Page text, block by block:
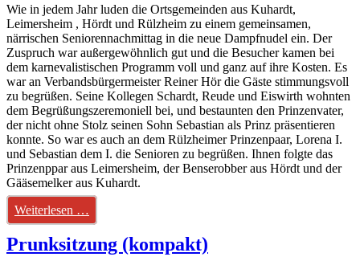
Wie in jedem Jahr luden die Ortsgemeinden aus Kuhardt,
Leimersheim , Hördt und Rülzheim zu einem gemeinsamen,
närrischen Seniorennachmittag in die neue Dampfnudel ein. Der
Zuspruch war außergewöhnlich gut und die Besucher kamen bei
dem karnevalistischen Programm voll und ganz auf ihre Kosten. Es
war an Verbandsbürgermeister Reiner Hör die Gäste stimmungsvoll
zu begrüßen. Seine Kollegen Schardt, Reude und Eiswirth wohnten
dem Begrüßungszeremoniell bei, und bestaunten den Prinzenvater,
der nicht ohne Stolz seinen Sohn Sebastian als Prinz präsentieren
konnte. So war es auch an dem Rülzheimer Prinzenpaar, Lorena I.
und Sebastian dem I. die Senioren zu begrüßen. Ihnen folgte das
Prinzenppar aus Leimersheim, der Benserobber aus Hördt und der
Gääsemelker aus Kuhardt.
Weiterlesen …
Prunksitzung (kompakt)